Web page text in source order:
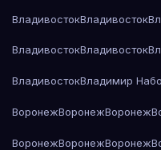
ВладивостокВладивосток
ВладивостокВладивосток
ВладивостокВладимир
ВоронежВоронежВоронеж
ВоронежВоронежВоронеж